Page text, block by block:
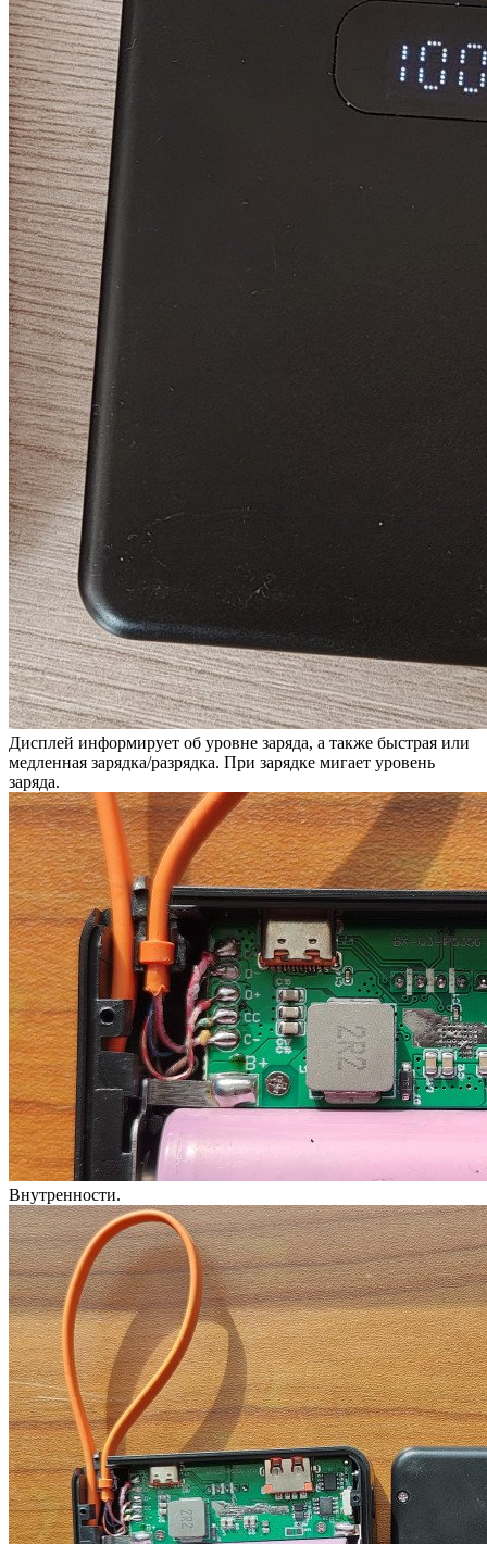
Дисплей информирует об уровне заряда, а также быстрая или
медленная зарядка/разрядка. При зарядке мигает уровень
заряда.
Внутренности.